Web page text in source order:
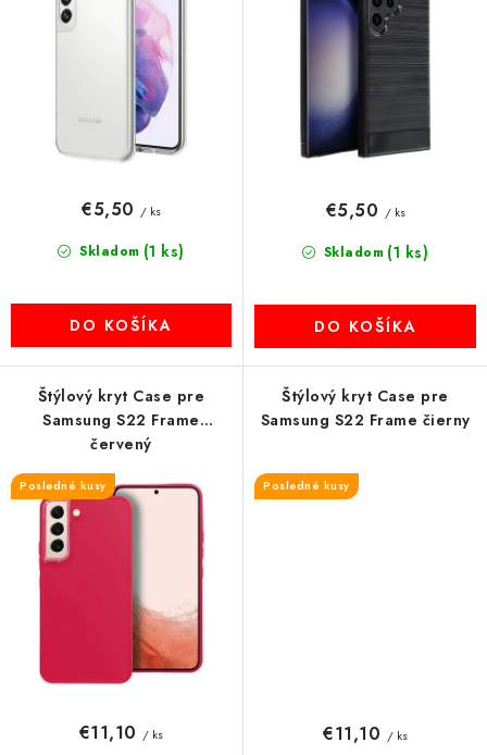
OSTATNÉ PRÍSLUŠENSTVO
VÝPREDAJ
Doprava a platba Ako nakupovať
Obchodné podmienky
Podmienky ochrany osobných údajov
Reklamácia Kontakty
Skladom (1 ks)
€5,50 / ks
DO KOŠÍKA
Skladom (1 ks)
€5,50 / ks
DO KOŠÍKA
Štýlový kryt Case pre
Samsung S22 Frame
červený
Posledné kusy
€11,10 / ks
Štýlový kryt Case pre
Samsung S22 Frame čierny
Posledné kusy
€11,10 / ks